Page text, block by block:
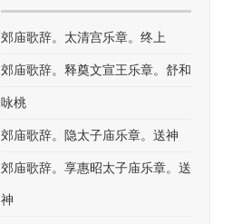
郊庙歌辞。太清宫乐章。终上
郊庙歌辞。释奠文宣王乐章。舒和
咏桃
郊庙歌辞。隐太子庙乐章。送神
郊庙歌辞。享惠昭太子庙乐章。送
神